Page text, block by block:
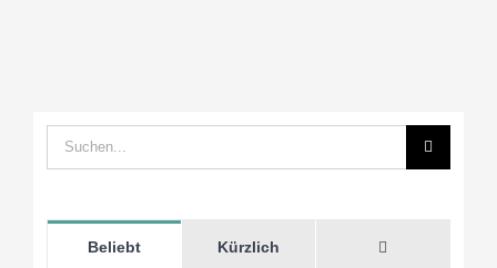
Suche
nach:
Beliebt Kürzlich